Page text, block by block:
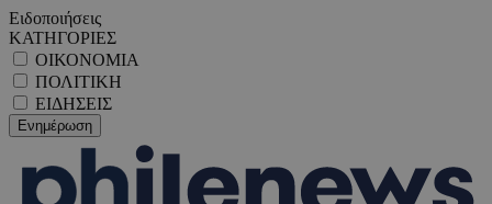
Ειδοποιήσεις
ΚΑΤΗΓΟΡΙΕΣ
ΟΙΚΟΝΟΜΙΑ
ΠΟΛΙΤΙΚΗ
ΕΙΔΗΣΕΙΣ